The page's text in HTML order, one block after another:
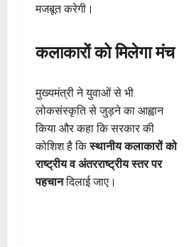
मजबूत करेगी।
कलाकारों को मिलेगा मंच
मुख्यमंत्री ने युवाओं से भी
लोकसंस्कृति से जुड़ने का आह्वान
किया और कहा कि सरकार की
कोशिश है किस्थानीय कलाकारों को
राष्ट्रीय व अंतरराष्ट्रीय स्तर पर
पहचानदिलाई जाए।